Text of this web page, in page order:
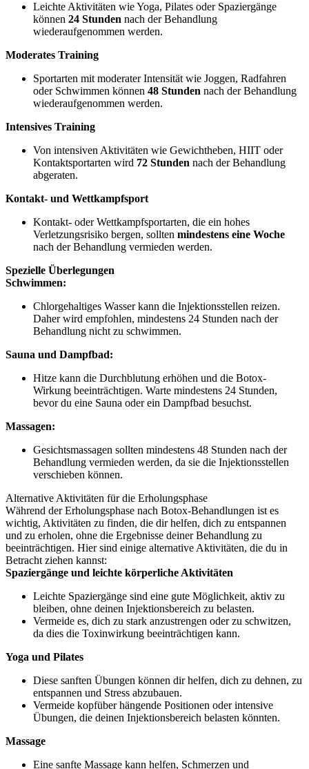
Leichte Aktivitäten wie Yoga, Pilates oder Spaziergänge
können 24 Stunden nach der Behandlung
wiederaufgenommen werden.
Moderates Training
Sportarten mit moderater Intensität wie Joggen, Radfahren
oder Schwimmen können 48 Stunden nach der Behandlung
wiederaufgenommen werden.
Intensives Training
Von intensiven Aktivitäten wie Gewichtheben, HIIT oder
Kontaktsportarten wird 72 Stunden nach der Behandlung
abgeraten.
Kontakt- und Wettkampfsport
Kontakt- oder Wettkampfsportarten, die ein hohes
Verletzungsrisiko bergen, sollten mindestens eine Woche
nach der Behandlung vermieden werden.
Spezielle Überlegungen
Schwimmen:
Chlorgehaltiges Wasser kann die Injektionsstellen reizen.
Daher wird empfohlen, mindestens 24 Stunden nach der
Behandlung nicht zu schwimmen.
Sauna und Dampfbad:
Hitze kann die Durchblutung erhöhen und die Botox-
Wirkung beeinträchtigen. Warte mindestens 24 Stunden,
bevor du eine Sauna oder ein Dampfbad besuchst.
Massagen:
Gesichtsmassagen sollten mindestens 48 Stunden nach der
Behandlung vermieden werden, da sie die Injektionsstellen
verschieben können.
Alternative Aktivitäten für die Erholungsphase
Während der Erholungsphase nach Botox-Behandlungen ist es
wichtig, Aktivitäten zu finden, die dir helfen, dich zu entspannen
und zu erholen, ohne die Ergebnisse deiner Behandlung zu
beeinträchtigen. Hier sind einige alternative Aktivitäten, die du in
Betracht ziehen kannst:
Spaziergänge und leichte körperliche Aktivitäten
Leichte Spaziergänge sind eine gute Möglichkeit, aktiv zu
bleiben, ohne deinen Injektionsbereich zu belasten.
Vermeide es, dich zu stark anzustrengen oder zu schwitzen,
da dies die Toxinwirkung beeinträchtigen kann.
Yoga und Pilates
Diese sanften Übungen können dir helfen, dich zu dehnen, zu
entspannen und Stress abzubauen.
Vermeide kopfüber hängende Positionen oder intensive
Übungen, die deinen Injektionsbereich belasten könnten.
Massage
Eine sanfte Massage kann helfen, Schmerzen und